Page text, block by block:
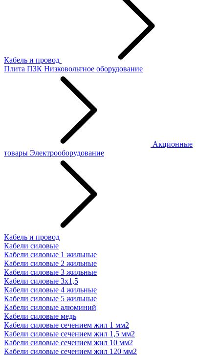
Кабель и провод
Плита ПЗК Низковольтное оборудование
Акционные
товары Электрооборудование
Кабель и провод
Кабели силовые
Кабели силовые 1 жильные
Кабели силовые 2 жильные
Кабели силовые 3 жильные
Кабели силовые 3х1,5
Кабели силовые 4 жильные
Кабели силовые 5 жильные
Кабели силовые алюминий
Кабели силовые медь
Кабели силовые сечением жил 1 мм2
Кабели силовые сечением жил 1,5 мм2
Кабели силовые сечением жил 10 мм2
Кабели силовые сечением жил 120 мм2